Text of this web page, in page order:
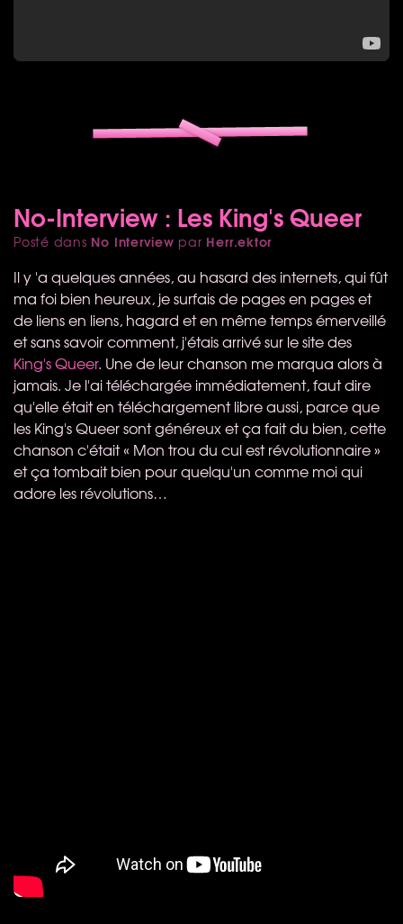
No-Interview : Les King's Queer
Posté dans No Interview par Herr.ektor
Il y 'a quelques années, au hasard des internets, qui fût
ma foi bien heureux, je surfais de pages en pages et
de liens en liens, hagard et en même temps émerveillé
et sans savoir comment, j'étais arrivé sur le site des
King's Queer. Une de leur chanson me marqua alors à
jamais. Je l'ai téléchargée immédiatement, faut dire
qu'elle était en téléchargement libre aussi, parce que
les King's Queer sont généreux et ça fait du bien, cette
chanson c'était « Mon trou du cul est révolutionnaire »
et ça tombait bien pour quelqu'un comme moi qui
adore les révolutions…